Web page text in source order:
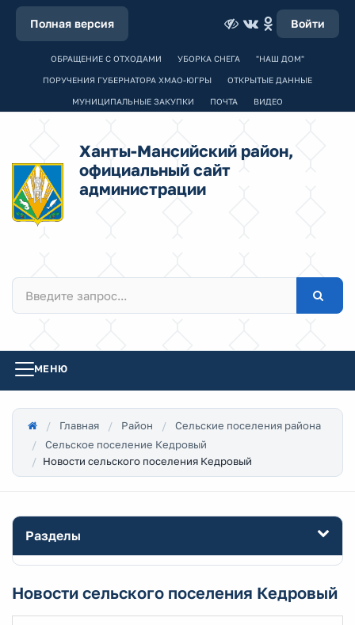
Полная версия Войти
ОБРАЩЕНИЕ С ОТХОДАМИ УБОРКА СНЕГА "НАШ ДОМ"
ПОРУЧЕНИЯ ГУБЕРНАТОРА ХМАО-ЮГРЫ ОТКРЫТЫЕ ДАННЫЕ
МУНИЦИПАЛЬНЫЕ ЗАКУПКИ ПОЧТА ВИДЕО
Ханты-Мансийский район,
официальный сайт
администрации
МЕНЮ
Главная Район
Сельские поселения района
Сельское поселение Кедровый
Новости сельского поселения Кедровый
Разделы
Новости сельского поселения Кедровый